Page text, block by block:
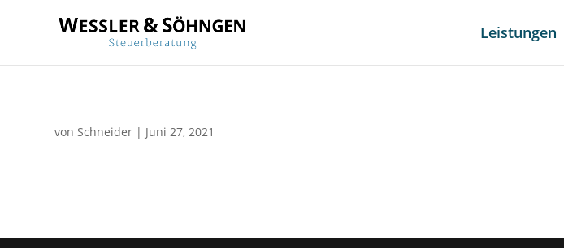
Leistungen
vonSchneider | Juni 27, 2021